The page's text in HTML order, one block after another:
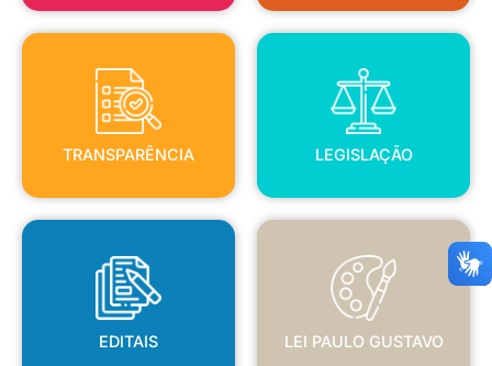
TRANSPARÊNCIA
TRANSPARÊNCIA
LEGISLAÇÃO
LEGISLAÇÃO
EDITAIS
EDITAIS
LEI PAULO GUSTAVO
LEI PAULO GUSTAVO